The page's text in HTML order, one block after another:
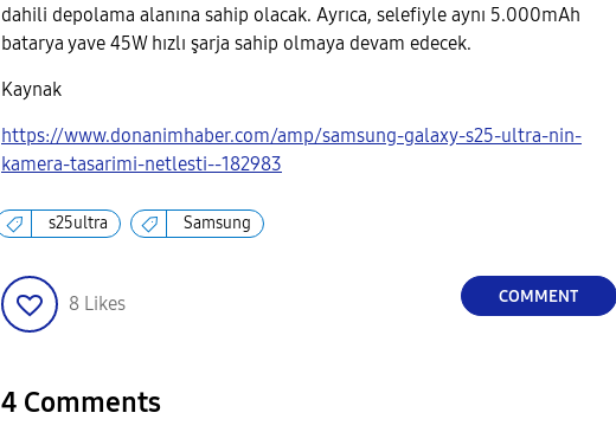
dahili depolama alanına sahip olacak. Ayrıca, selefiyle aynı 5.000mAh
batarya yave 45W hızlı şarja sahip olmaya devam edecek.
Kaynak
https://www.donanimhaber.com/amp/samsung-galaxy-s25-ultra-nin-
kamera-tasarimi-netlesti--182983
s25ultra Samsung
8 Likes COMMENT
4 Comments